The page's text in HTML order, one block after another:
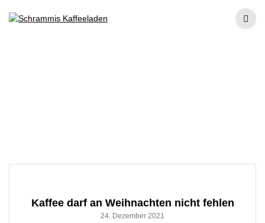
Kaffee darf an Weihnachten nicht fehlen
24. Dezember 2021